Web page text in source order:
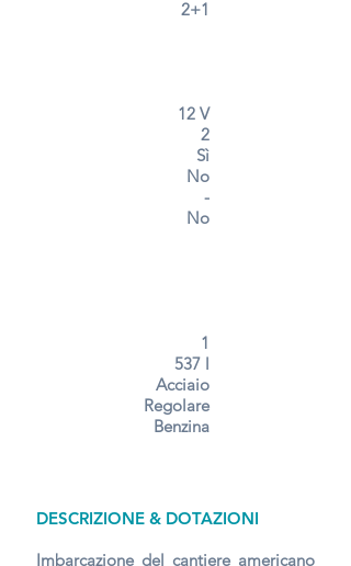
2+1
12 V
2
Sì
No
-
No
1
537 l
Acciaio
Regolare
Benzina
DESCRIZIONE & DOTAZIONI
Imbarcazione del cantiere americano